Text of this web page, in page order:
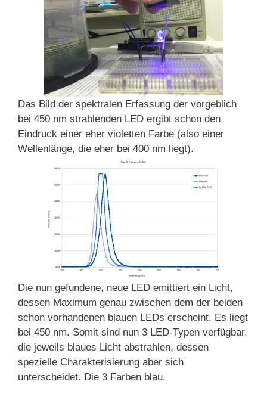
Das Bild der spektralen Erfassung der vorgeblich
bei 450 nm strahlenden LED ergibt schon den
Eindruck einer eher violetten Farbe (also einer
Wellenlänge, die eher bei 400 nm liegt).
Die nun gefundene, neue LED emittiert ein Licht,
dessen Maximum genau zwischen dem der beiden
schon vorhandenen blauen LEDs erscheint. Es liegt
bei 450 nm. Somit sind nun 3 LED-Typen verfügbar,
die jeweils blaues Licht abstrahlen, dessen
spezielle Charakterisierung aber sich
unterscheidet. Die 3 Farben blau.